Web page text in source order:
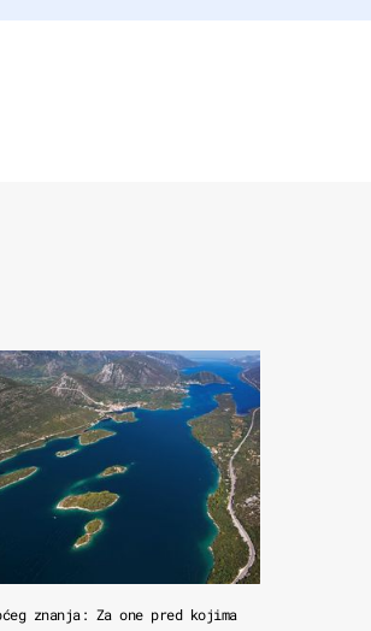
znanja: Za one pred kojima